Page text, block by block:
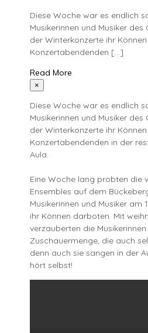
Diese Woche war es endlich
Musikerinnen und Musiker des
der Winterkonzerte ihr
Konzertabendenden […]
Read More
×
Diese Woche war es endlich
Musikerinnen und Musiker des
der Winterkonzerte ihr
Konzertabendenden in der
Aula.
Eine Woche lang probten die
Ensembles auf dem
Musikerinnen und Musiker am
ihr Können darboten. Mit
verzauberten die
Zuschauermenge, die auch
denn auch sie sangen in der
hört selbst!